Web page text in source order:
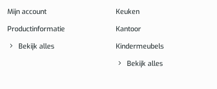
Mijn account
Productinformatie
Bekijk alles
Keuken
Kantoor
Kindermeubels
Bekijk alles